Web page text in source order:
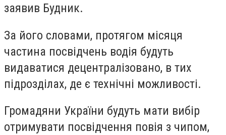
заявив Будник.
За його словами, протягом місяця
частина посвідчень водія будуть
видаватися децентралізовано, в тих
підрозділах, де є технічні можливості.
Громадяни України будуть мати вибір
отримувати посвідчення повія з чипом,